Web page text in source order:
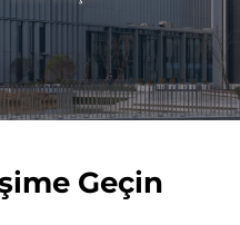
Geçin